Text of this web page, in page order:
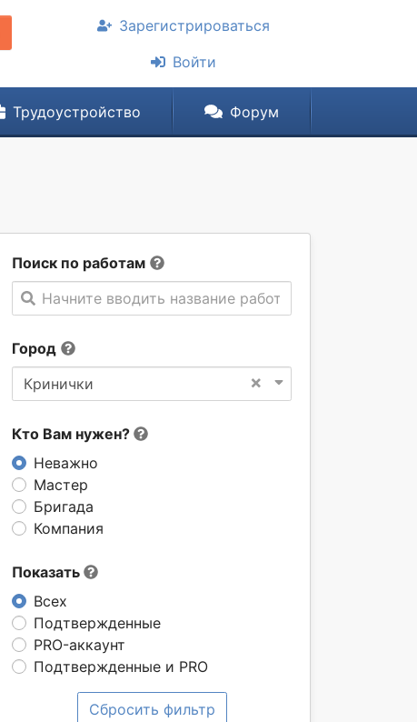
Зарегистрироваться
Войти
Трудоустройство Форум
Поиск по работам
Начните вводить название работы
Город
×
Кринички
Кто Вам нужен?
Неважно
Мастер
Бригада
Компания
Показать
Всех
Подтвержденные
PRO-аккаунт
Подтвержденные и PRO
Сбросить фильтр